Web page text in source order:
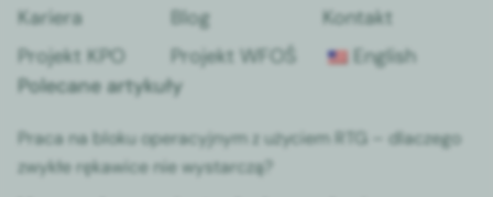
Kariera
Blog
Kontakt
Projekt KPO
Projekt WFOŚ
English
Polecane artykuły
Praca na bloku operacyjnym z użyciem RTG – dlaczego
zwykłe rękawice nie wystarczą?